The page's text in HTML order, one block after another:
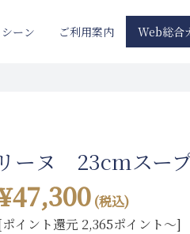
シーン ご利用案内 Web総合
ーヌ 23cmスー
(税込)
イント還元 2,365ポイント～]